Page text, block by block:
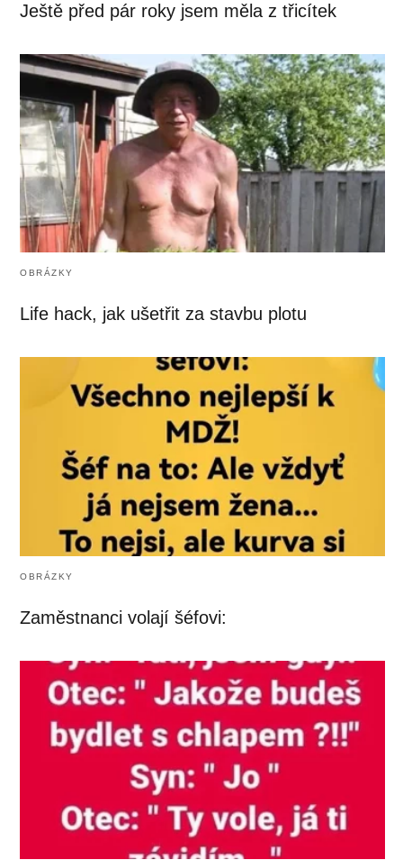
Ještě před pár roky jsem měla z třicítek
OBRÁZKY
Life hack, jak ušetřit za stavbu plotu
OBRÁZKY
Zaměstnanci volají šéfovi: